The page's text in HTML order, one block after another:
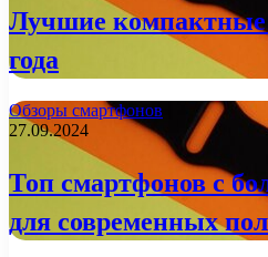
Лучшие
года
Обзоры смартфонов
27.09.2024
Топ смартфонов с
для современных